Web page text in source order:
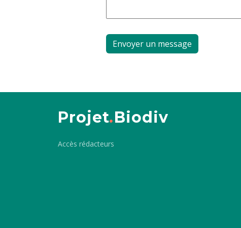
Projet.Biodiv
Accès rédacteurs